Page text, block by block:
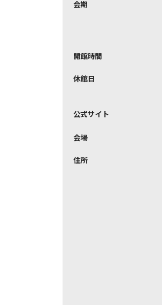
会期
開館時間
休館日
公式サイト
会場
住所